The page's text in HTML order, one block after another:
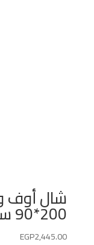
شال أوف
200*90 سم
EGP2,445.00